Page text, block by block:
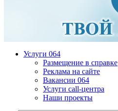
Услуги 064
Размещение в справке
Реклама на сайте
Вакансии 064
Услуги call-центра
Наши проекты